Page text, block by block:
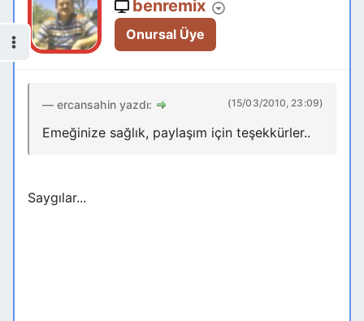
benremix
Onursal Üye
(15/03/2010, 23:09)
ercansahin yazdı:
Emeğinize sağlık, paylaşım için teşekkürler..
Saygılar...